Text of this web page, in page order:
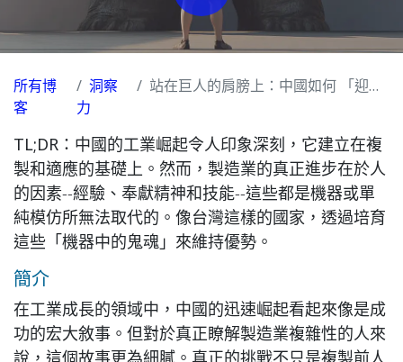
所有博
客
洞察
力
站在巨人的肩膀上：中國如何 「迎頭趕上」（及其真正意義）
TL;DR： 中國的工業崛起令人印象深刻，它建立在複
製和適應的基礎上。然而，製造業的真正進步在於人
的因素--經驗、奉獻精神和技能--這些都是機器或單
純模仿所無法取代的。像台灣這樣的國家，透過培育
這些「機器中的鬼魂」來維持優勢。
簡介
在工業成長的領域中，中國的迅速崛起看起來像是成
功的宏大敘事。但對於真正瞭解製造業複雜性的人來
說，這個故事更為細膩。真正的挑戰不只是複製前人